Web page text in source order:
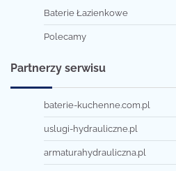
Baterie Łazienkowe
Polecamy
Partnerzy serwisu
baterie-kuchenne.com.pl
uslugi-hydrauliczne.pl
armaturahydrauliczna.pl